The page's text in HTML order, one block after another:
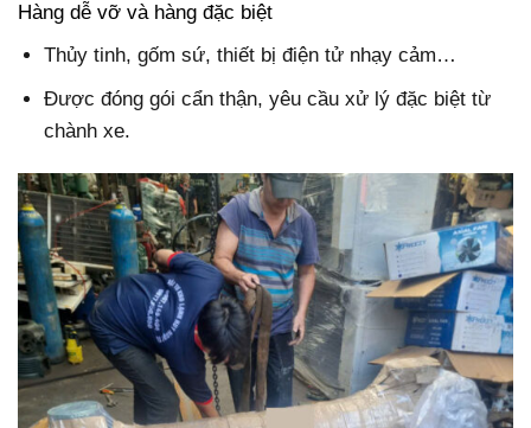
Hàng dễ vỡ và hàng đặc biệt
Thủy tinh, gốm sứ, thiết bị điện tử nhạy cảm…
Được đóng gói cẩn thận, yêu cầu xử lý đặc biệt từ
chành xe.